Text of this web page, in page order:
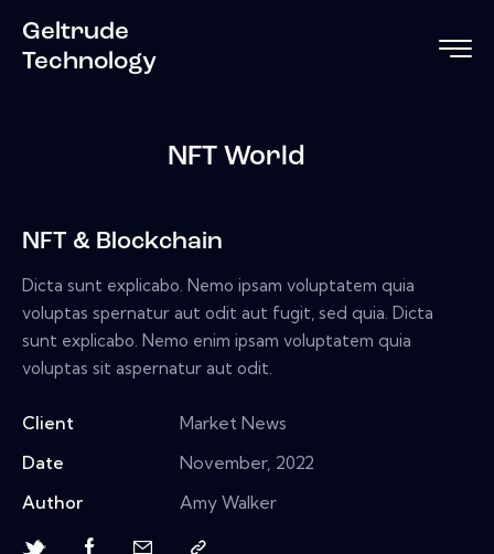
Geltrude
Technology
NFT World
NFT & Blockchain
Dicta sunt explicabo. Nemo ipsam voluptatem quia
voluptas spernatur aut odit aut fugit, sed quia. Dicta
sunt explicabo. Nemo enim ipsam voluptatem quia
voluptas sit aspernatur aut odit.
Client
Market News
Date
November, 2022
Author
Amy Walker